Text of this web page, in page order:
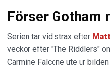
Förser Gotham
Serien tar vid strax efter
veckor efter "The Riddlers"
Carmine Falcone ute ur